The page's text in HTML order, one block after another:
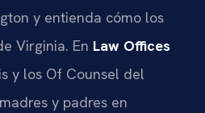
y entienda cómo los
Virginia. En Law Offices
y los Of Counsel del
y padres en